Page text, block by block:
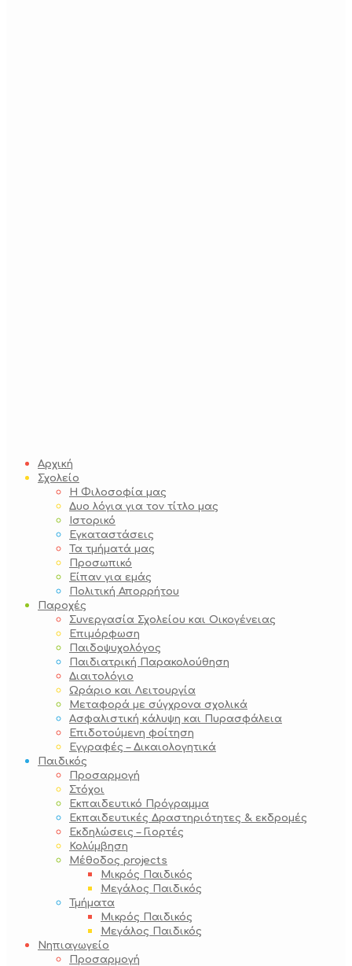
Αρχική
Σχολείο
Η Φιλοσοφία μας
Δυο λόγια για τον τίτλο μας
Ιστορικό
Εγκαταστάσεις
Τα τμήματά μας
Προσωπικό
Είπαν για εμάς
Πολιτική Απορρήτου
Παροχές
Συνεργασία Σχολείου και Οικογένειας
Επιμόρφωση
Παιδοψυχολόγος
Παιδιατρική Παρακολούθηση
Διαιτολόγιο
Ωράριο και Λειτουργία
Μεταφορά με σύγχρονα σχολικά
Ασφαλιστική κάλυψη και Πυρασφάλεια
Επιδοτούμενη φοίτηση
Εγγραφές – Δικαιολογητικά
Παιδικός
Προσαρμογή
Στόχοι
Εκπαιδευτικό Πρόγραμμα
Εκπαιδευτικές Δραστηριότητες & εκδρομές
Εκδηλώσεις – Γιορτές
Κολύμβηση
Μέθοδος projects
Μικρός Παιδικός
Μεγάλος Παιδικός
Τμήματα
Μικρός Παιδικός
Μεγάλος Παιδικός
Νηπιαγωγείο
Προσαρμογή